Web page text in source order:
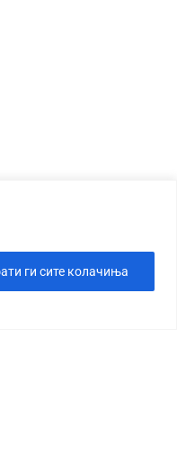
ги сите колачиња